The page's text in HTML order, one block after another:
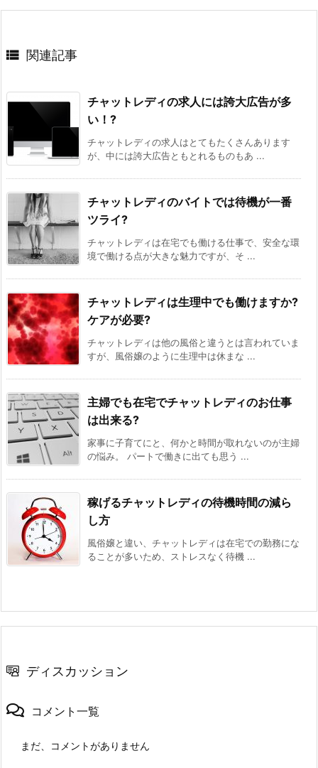
 関連記事
チャットレディの求人には誇大広告が多
い！?
チャットレディの求人はとてもたくさんあります
が、中には誇大広告ともとれるものもあ ...
チャットレディのバイトでは待機が一番
ツライ?
チャットレディは在宅でも働ける仕事で、安全な環
境で働ける点が大きな魅力ですが、そ ...
チャットレディは生理中でも働けますか?
ケアが必要?
チャットレディは他の風俗と違うとは言われていま
すが、風俗嬢のように生理中は休まな ...
主婦でも在宅でチャットレディのお仕事
は出来る?
家事に子育てにと、何かと時間が取れないのが主婦
の悩み。 パートで働きに出ても思う ...
稼げるチャットレディの待機時間の減ら
し方
風俗嬢と違い、チャットレディは在宅での勤務にな
ることが多いため、ストレスなく待機 ...
ディスカッション
コメント一覧
まだ、コメントがありません